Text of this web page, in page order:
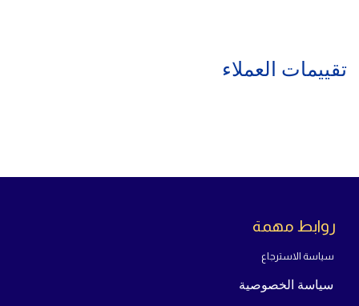
تقييمات العملاء
روابط مهمة
سياسة الاسترجاع
سياسة الخصوصية